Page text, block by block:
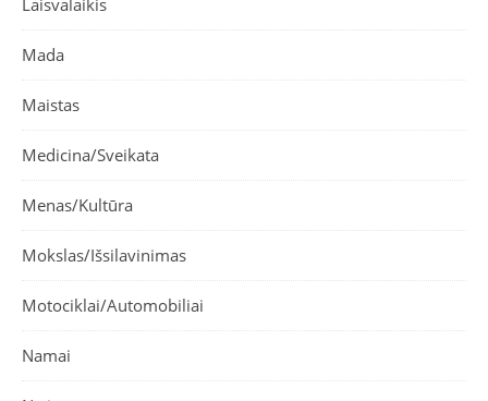
Laisvalaikis
Mada
Maistas
Medicina/Sveikata
Menas/Kultūra
Mokslas/Išsilavinimas
Motociklai/Automobiliai
Namai